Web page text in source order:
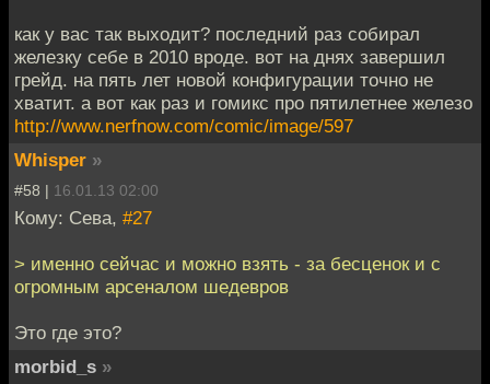
как у вас так выходит? последний раз собирал
железку себе в 2010 вроде. вот на днях завершил
грейд. на пять лет новой конфигурации точно не
хватит. а вот как раз и гомикс про пятилетнее железо
http://www.nerfnow.com/comic/image/597
Whisper »
#58 | 16.01.13 02:00
Кому: Сева, #27
> именно сейчас и можно взять - за бесценок и с
огромным арсеналом шедевров
Это где это?
morbid_s »